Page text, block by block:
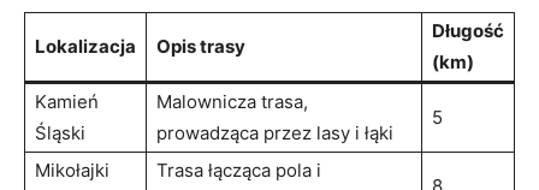
Lokalizacja Opis trasy
Długość
(km)
Kamień
Śląski
Malownicza trasa,
prowadząca przez lasy i⁣ łąki
5
Mikołajki⁢
Trasa⁢ łącząca pola i